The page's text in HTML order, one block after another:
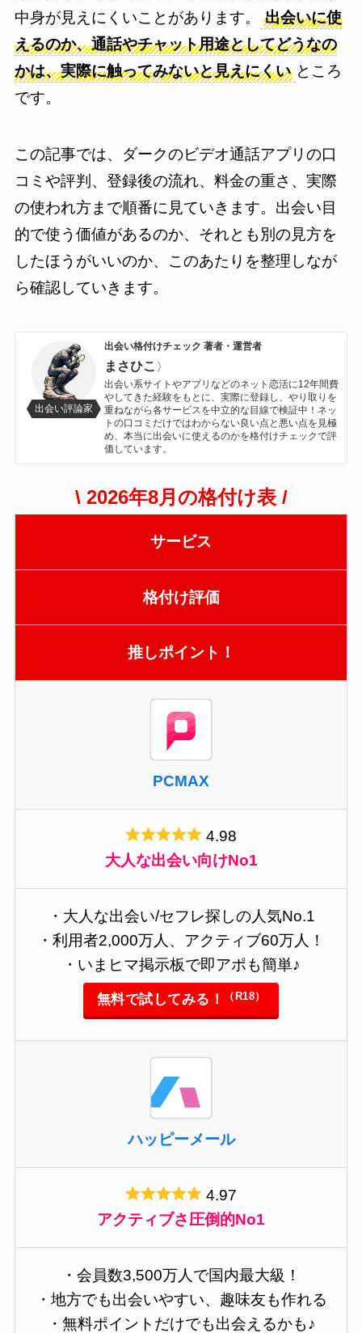
中身が見えにくいことがあります。
出会いに使
えるのか、通話やチャット用途としてどうなの
かは、実際に触ってみないと見えにくい ところ
です。
この記事では、ダークのビデオ通話アプリの口
コミや評判、登録後の流れ、料金の重さ、実際
の使われ方まで順番に見ていきます。出会い目
的で使う価値があるのか、それとも別の見方を
したほうがいいのか、このあたりを整理しなが
ら確認していきます。
出会い評論家
出会い格付けチェック 著者・運営者
まさひこ 〉
出会い系サイトやアプリなどのネット恋活に12年間費
やしてきた経験をもとに、実際に登録し、やり取りを
重ねながら各サービスを中立的な目線で検証中！ネッ
トの口コミだけではわからない良い点と悪い点を見極
め、本当に出会いに使えるのかを格付けチェックで評
価しています。
\ 2026年8月の格付け表 /
サービス
格付け評価
推しポイント！
PCMAX
4.98
大人な出会い向けNo1
・大人な出会い/セフレ探しの人気No.1
・利用者2,000万人、アクティブ60万人！
・いまヒマ掲示板で即アポも簡単♪
無料で試してみる！ （R18）
ハッピーメール
4.97
アクティブさ圧倒的No1
・会員数3,500万人で国内最大級！
・地方でも出会いやすい、趣味友も作れる
・無料ポイントだけでも出会えるかも♪